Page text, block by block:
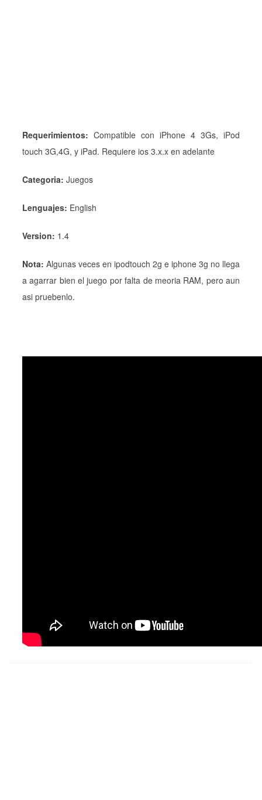
Requerimientos: Compatible con iPhone 4 3Gs, iPod
touch 3G,4G, y iPad. Requiere ios 3.x.x en adelante
Categoria: Juegos
Lenguajes: English
Version: 1.4
Nota: Algunas veces en ipodtouch 2g e iphone 3g no llega
a agarrar bien el juego por falta de meoria RAM, pero aun
asi pruebenlo.